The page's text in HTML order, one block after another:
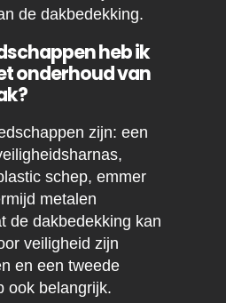
de dakbedekking.
heb ik
onderhoud van
zijn: een
schep, emmer
metalen
de dakbedekking kan
veiligheid zijn
en een tweede
ook belangrijk.